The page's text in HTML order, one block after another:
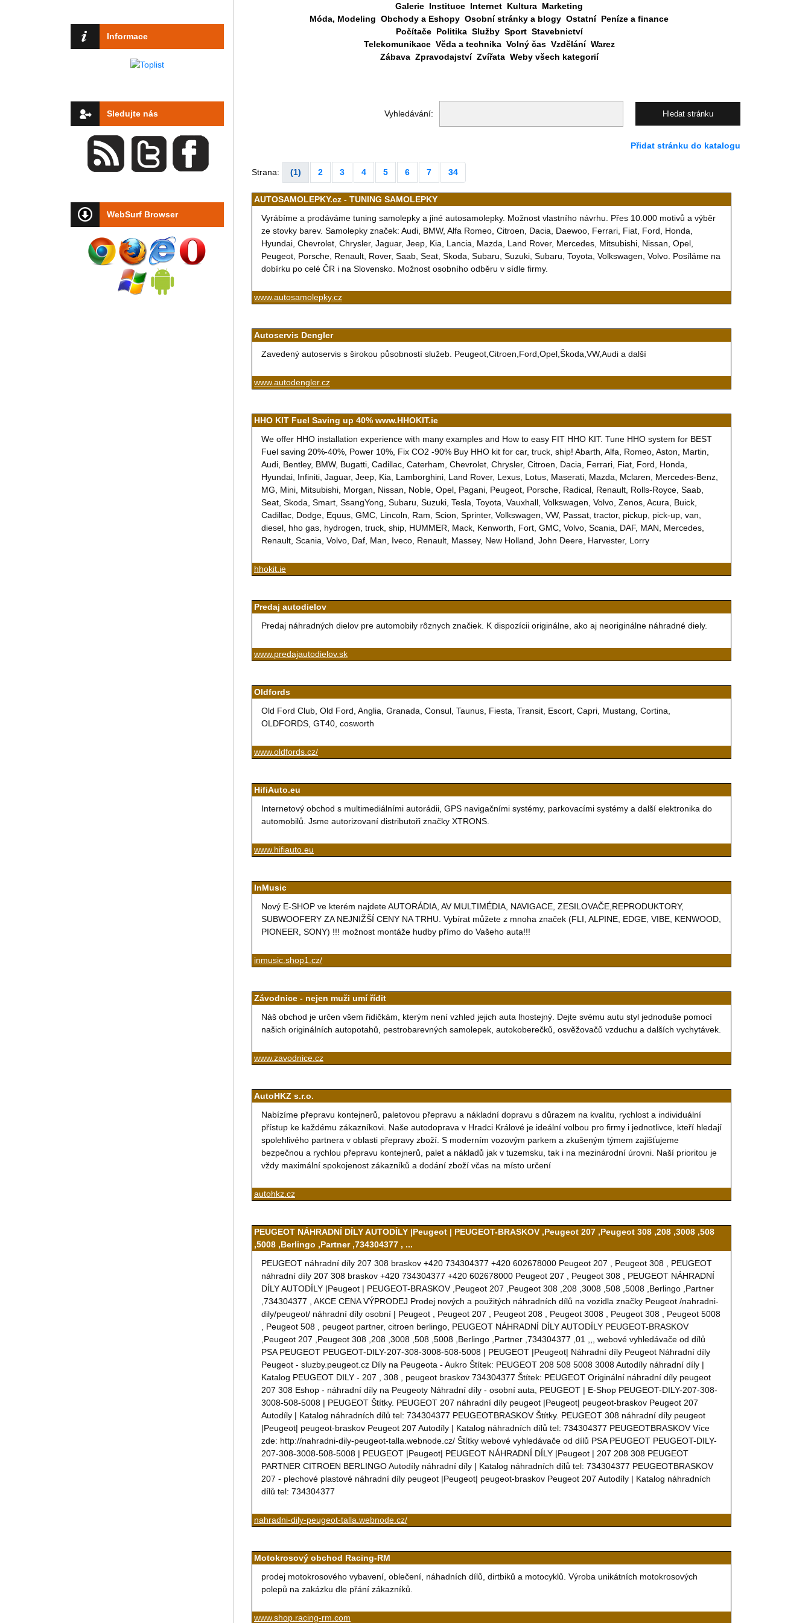
Informace
Sledujte nás
WebSurf Browser
Galerie Instituce Internet Kultura Marketing
Móda, Modeling Obchody a Eshopy Osobní stránky a blogy Ostatní Peníze a finance
Počítače Politika Služby Sport Stavebnictví
Telekomunikace Věda a technika Volný čas Vzdělání Warez
Zábava Zpravodajství Zvířata Weby všech kategorií
Vyhledávání:
Přidat stránku do katalogu
Strana: (1) 2 3 4 5 6 7 34
AUTOSAMOLEPKY.cz - TUNING SAMOLEPKY
Vyrábíme a prodáváme tuning samolepky a jiné autosamolepky. Možnost vlastního návrhu. Přes 10.000 motivů a výběr
ze stovky barev. Samolepky značek: Audi, BMW, Alfa Romeo, Citroen, Dacia, Daewoo, Ferrari, Fiat, Ford, Honda,
Hyundai, Chevrolet, Chrysler, Jaguar, Jeep, Kia, Lancia, Mazda, Land Rover, Mercedes, Mitsubishi, Nissan, Opel,
Peugeot, Porsche, Renault, Rover, Saab, Seat, Skoda, Subaru, Suzuki, Subaru, Toyota, Volkswagen, Volvo. Posíláme na
dobírku po celé ČR i na Slovensko. Možnost osobního odběru v sídle firmy.
www.autosamolepky.cz
Autoservis Dengler
Zavedený autoservis s širokou působností služeb. Peugeot,Citroen,Ford,Opel,Škoda,VW,Audi a další
www.autodengler.cz
HHO KIT Fuel Saving up 40% www.HHOKIT.ie
We offer HHO installation experience with many examples and How to easy FIT HHO KIT. Tune HHO system for BEST
Fuel saving 20%-40%, Power 10%, Fix CO2 -90% Buy HHO kit for car, truck, ship! Abarth, Alfa, Romeo, Aston, Martin,
Audi, Bentley, BMW, Bugatti, Cadillac, Caterham, Chevrolet, Chrysler, Citroen, Dacia, Ferrari, Fiat, Ford, Honda,
Hyundai, Infiniti, Jaguar, Jeep, Kia, Lamborghini, Land Rover, Lexus, Lotus, Maserati, Mazda, Mclaren, Mercedes-Benz,
MG, Mini, Mitsubishi, Morgan, Nissan, Noble, Opel, Pagani, Peugeot, Porsche, Radical, Renault, Rolls-Royce, Saab,
Seat, Skoda, Smart, SsangYong, Subaru, Suzuki, Tesla, Toyota, Vauxhall, Volkswagen, Volvo, Zenos, Acura, Buick,
Cadillac, Dodge, Equus, GMC, Lincoln, Ram, Scion, Sprinter, Volkswagen, VW, Passat, tractor, pickup, pick-up, van,
diesel, hho gas, hydrogen, truck, ship, HUMMER, Mack, Kenworth, Fort, GMC, Volvo, Scania, DAF, MAN, Mercedes,
Renault, Scania, Volvo, Daf, Man, Iveco, Renault, Massey, New Holland, John Deere, Harvester, Lorry
hhokit.ie
Predaj autodielov
Predaj náhradných dielov pre automobily rôznych značiek. K dispozícii originálne, ako aj neoriginálne náhradné diely.
www.predajautodielov.sk
Oldfords
Old Ford Club, Old Ford, Anglia, Granada, Consul, Taunus, Fiesta, Transit, Escort, Capri, Mustang, Cortina,
OLDFORDS, GT40, cosworth
www.oldfords.cz/
HifiAuto.eu
Internetový obchod s multimediálními autorádii, GPS navigačními systémy, parkovacími systémy a další elektronika do
automobilů. Jsme autorizovaní distributoři značky XTRONS.
www.hifiauto.eu
InMusic
Nový E-SHOP ve kterém najdete AUTORÁDIA, AV MULTIMÉDIA, NAVIGACE, ZESILOVAČE,REPRODUKTORY,
SUBWOOFERY ZA NEJNIŽŠÍ CENY NA TRHU. Vybírat můžete z mnoha značek (FLI, ALPINE, EDGE, VIBE, KENWOOD,
PIONEER, SONY) !!! možnost montáže hudby přímo do Vašeho auta!!!
inmusic.shop1.cz/
Závodnice - nejen muži umí řídit
Náš obchod je určen všem řidičkám, kterým není vzhled jejich auta lhostejný. Dejte svému autu styl jednoduše pomocí
našich originálních autopotahů, pestrobarevných samolepek, autokoberečků, osvěžovačů vzduchu a dalších vychytávek.
www.zavodnice.cz
AutoHKZ s.r.o.
Nabízíme přepravu kontejnerů, paletovou přepravu a nákladní dopravu s důrazem na kvalitu, rychlost a individuální
přístup ke každému zákazníkovi. Naše autodoprava v Hradci Králové je ideální volbou pro firmy i jednotlivce, kteří hledají
spolehlivého partnera v oblasti přepravy zboží. S moderním vozovým parkem a zkušeným týmem zajišťujeme
bezpečnou a rychlou přepravu kontejnerů, palet a nákladů jak v tuzemsku, tak i na mezinárodní úrovni. Naší prioritou je
vždy maximální spokojenost zákazníků a dodání zboží včas na místo určení
autohkz.cz
PEUGEOT NÁHRADNÍ DÍLY AUTODÍLY |Peugeot | PEUGEOT-BRASKOV ,Peugeot 207 ,Peugeot 308 ,208 ,3008 ,508
,5008 ,Berlingo ,Partner ,734304377 , ...
PEUGEOT náhradní díly 207 308 braskov +420 734304377 +420 602678000 Peugeot 207 , Peugeot 308 , PEUGEOT
náhradní díly 207 308 braskov +420 734304377 +420 602678000 Peugeot 207 , Peugeot 308 , PEUGEOT NÁHRADNÍ
DÍLY AUTODÍLY |Peugeot | PEUGEOT-BRASKOV ,Peugeot 207 ,Peugeot 308 ,208 ,3008 ,508 ,5008 ,Berlingo ,Partner
,734304377 , AKCE CENA VÝPRODEJ Prodej nových a použitých náhradních dílů na vozidla značky Peugeot /nahradni-
dily/peugeot/ náhradní díly osobní | Peugeot , Peugeot 207 , Peugeot 208 , Peugeot 3008 , Peugeot 308 , Peugeot 5008
, Peugeot 508 , peugeot partner, citroen berlingo, PEUGEOT NÁHRADNÍ DÍLY AUTODÍLY PEUGEOT-BRASKOV
,Peugeot 207 ,Peugeot 308 ,208 ,3008 ,508 ,5008 ,Berlingo ,Partner ,734304377 ,01 ,,, webové vyhledávače od dílů
PSA PEUGEOT PEUGEOT-DILY-207-308-3008-508-5008 | PEUGEOT |Peugeot| Náhradní díly Peugeot Náhradní díly
Peugeot - sluzby.peugeot.cz Díly na Peugeota - Aukro Štítek: PEUGEOT 208 508 5008 3008 Autodíly náhradní díly |
Katalog PEUGEOT DILY - 207 , 308 , peugeot braskov 734304377 Štítek: PEUGEOT Originální náhradní díly peugeot
207 308 Eshop - náhradní díly na Peugeoty Náhradní díly - osobní auta, PEUGEOT | E-Shop PEUGEOT-DILY-207-308-
3008-508-5008 | PEUGEOT Štítky. PEUGEOT 207 náhradní díly peugeot |Peugeot| peugeot-braskov Peugeot 207
Autodíly | Katalog náhradních dílů tel: 734304377 PEUGEOTBRASKOV Štítky. PEUGEOT 308 náhradní díly peugeot
|Peugeot| peugeot-braskov Peugeot 207 Autodíly | Katalog náhradních dílů tel: 734304377 PEUGEOTBRASKOV Více
zde: http://nahradni-dily-peugeot-talla.webnode.cz/ Štítky webové vyhledávače od dílů PSA PEUGEOT PEUGEOT-DILY-
207-308-3008-508-5008 | PEUGEOT |Peugeot| PEUGEOT NÁHRADNÍ DÍLY |Peugeot | 207 208 308 PEUGEOT
PARTNER CITROEN BERLINGO Autodíly náhradní díly | Katalog náhradních dílů tel: 734304377 PEUGEOTBRASKOV
207 - plechové plastové náhradní díly peugeot |Peugeot| peugeot-braskov Peugeot 207 Autodíly | Katalog náhradních
dílů tel: 734304377
nahradni-dily-peugeot-talla.webnode.cz/
Motokrosový obchod Racing-RM
prodej motokrosového vybavení, oblečení, náhadních dílů, dirtbiků a motocyklů. Výroba unikátních motokrosových
polepů na zakázku dle přání zákazníků.
www.shop.racing-rm.com